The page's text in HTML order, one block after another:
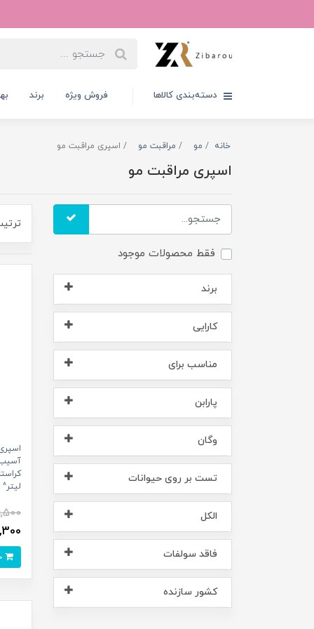
دسته‌بندی کالاها فروش ویژه برند
خانه مو مراقبت مو اسپری مراقبت مو
اسپری مراقبت مو
فقط محصولات موجود
برند
کارایی
مناسب برای
پارابن
وگان
تست بر روی حیوانات
الکل
فاقد سولفات
کشور سازنده
لیتر^